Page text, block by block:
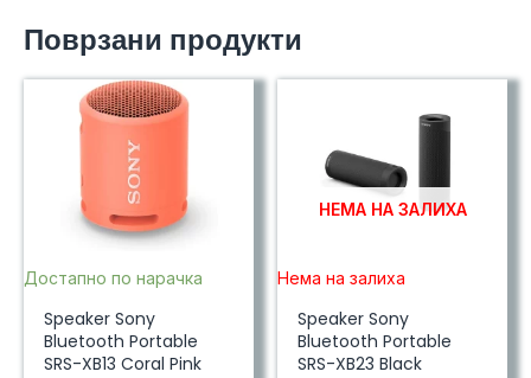
Поврзани продукти
Достапно по нарачка
Speaker Sony
Bluetooth Portable
SRS-XB13 Coral Pink
НЕМА НА ЗАЛИХА
Нема на залиха
Speaker Sony
Bluetooth Portable
SRS-XB23 Black